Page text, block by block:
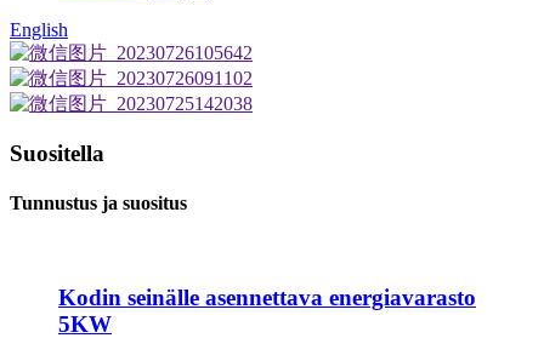
English
Suositella
Tunnustus ja suositus
Kodin seinälle asennettava energiavarasto
5KW